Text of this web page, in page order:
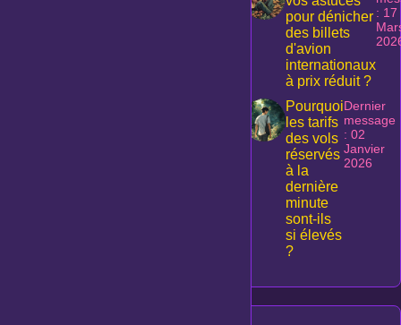
pour dénicher
des billets
d'avion
internationaux
à prix réduit ?
: 17
Pourquoi
les tarifs
des vols
réservés
à la
dernière
minute
sont-ils
si élevés
?
Dernier
message
: 02
Janvier
2026